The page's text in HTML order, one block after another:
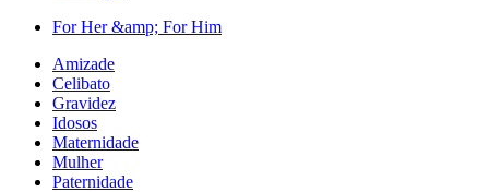
For Her &amp; For Him
Amizade
Celibato
Gravidez
Idosos
Maternidade
Mulher
Paternidade